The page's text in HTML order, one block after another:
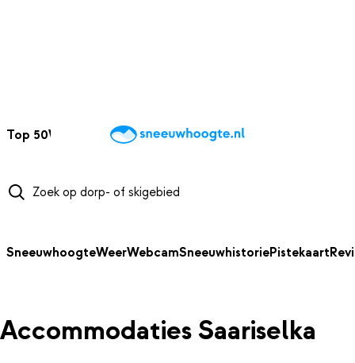
Top 50Webcams WintersportweerKaarten
SneeuwhoogteWeerWebcamSneeuwhistoriePistekaart
Accommodaties Saariselka